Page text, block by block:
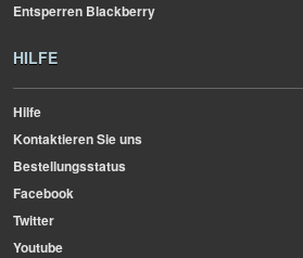
Entsperren Blackberry
HILFE
Hilfe
Kontaktieren Sie uns
Bestellungsstatus
Facebook
Twitter
Youtube